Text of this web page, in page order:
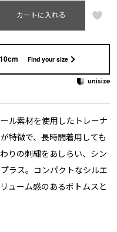
カートに入れる
Find your size
ル素材を使用したトレーナ
特徴で、長時間着用しても
りの刺繍をあしらい、シン
ラス。コンパクトなシルエ
ューム感のあるボトムスと